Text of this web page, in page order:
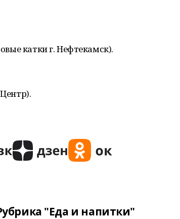
катки г. Нефтекамск).
"Еда и напитки"